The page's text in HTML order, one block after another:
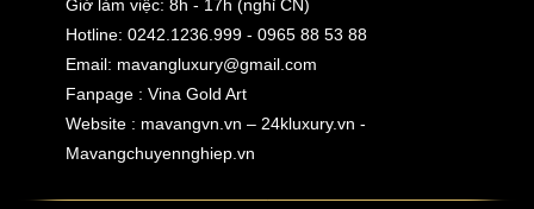
Giờ làm việc: 8h - 17h (nghỉ CN)
Hotline: 0242.1236.999 - 0965 88 53 88
Email: mavangluxury@gmail.com
Fanpage : Vina Gold Art
Website : mavangvn.vn – 24kluxury.vn -
Mavangchuyennghiep.vn